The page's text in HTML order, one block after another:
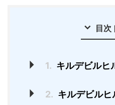
目次
1. キルデビルヒ
2. キルデビル